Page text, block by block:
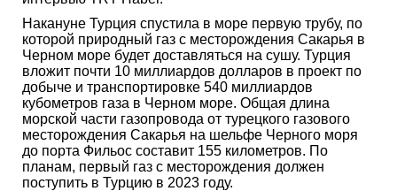
Накануне Турция спустила в море первую трубу, по
которой природный газ с месторождения Сакарья в
Черном море будет доставляться на сушу. Турция
вложит почти 10 миллиардов долларов в проект по
добыче и транспортировке 540 миллиардов
кубометров газа в Черном море. Общая длина
морской части газопровода от турецкого газового
месторождения Сакарья на шельфе Черного моря
до порта Фильос составит 155 километров. По
планам, первый газ с месторождения должен
поступить в Турцию в 2023 году.